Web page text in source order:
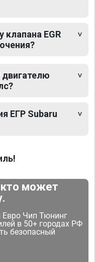
клапана EGR
ЕГР Subaru
может
Евро Чип Тюнинг
в 50+ городах РФ
безопасный